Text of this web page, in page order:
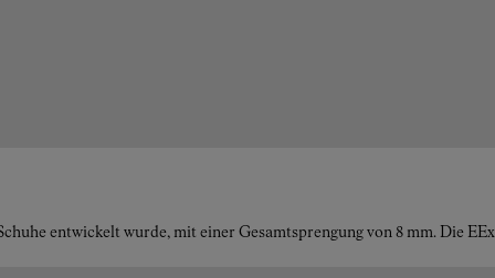
entwickelt wurde, mit einer Gesamtsprengung von 8 mm. Die